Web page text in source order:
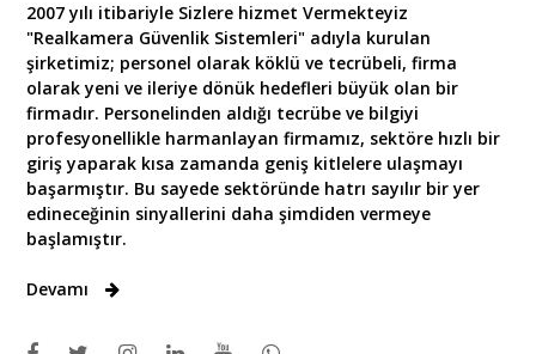
2007 yılı itibariyle Sizlere hizmet Vermekteyiz
"Realkamera Güvenlik Sistemleri" adıyla kurulan
şirketimiz; personel olarak köklü ve tecrübeli, firma
olarak yeni ve ileriye dönük hedefleri büyük olan bir
firmadır. Personelinden aldığı tecrübe ve bilgiyi
profesyonellikle harmanlayan firmamız, sektöre hızlı bir
giriş yaparak kısa zamanda geniş kitlelere ulaşmayı
başarmıştır. Bu sayede sektöründe hatrı sayılır bir yer
edineceğinin sinyallerini daha şimdiden vermeye
başlamıştır.
Devamı